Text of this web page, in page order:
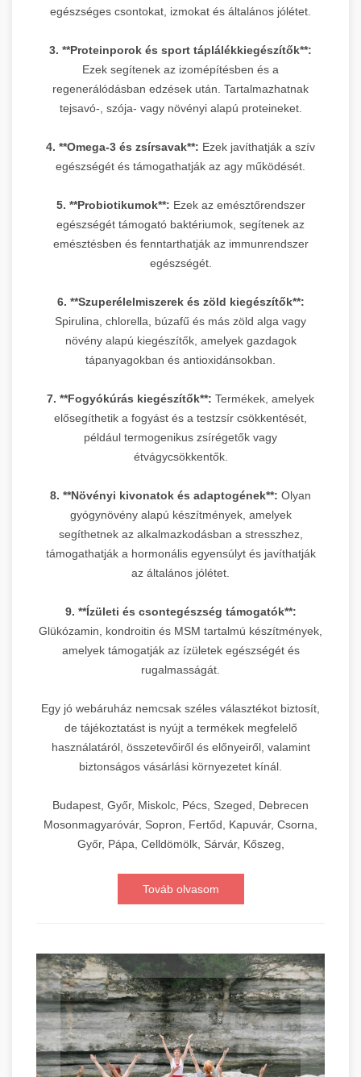
egészséges csontokat, izmokat és általános jólétet.
3. **Proteinporok és sport táplálékkiegészítők**:
Ezek segítenek az izomépítésben és a
regenerálódásban edzések után. Tartalmazhatnak
tejsavó-, szója- vagy növényi alapú proteineket.
4. **Omega-3 és zsírsavak**: Ezek javíthatják a szív
egészségét és támogathatják az agy működését.
5. **Probiotikumok**: Ezek az emésztőrendszer
egészségét támogató baktériumok, segítenek az
emésztésben és fenntarthatják az immunrendszer
egészségét.
6. **Szuperélelmiszerek és zöld kiegészítők**:
Spirulina, chlorella, búzafű és más zöld alga vagy
növény alapú kiegészítők, amelyek gazdagok
tápanyagokban és antioxidánsokban.
7. **Fogyókúrás kiegészítők**: Termékek, amelyek
elősegíthetik a fogyást és a testzsír csökkentését,
például termogenikus zsírégetők vagy
étvágycsökkentők.
8. **Növényi kivonatok és adaptogének**: Olyan
gyógynövény alapú készítmények, amelyek
segíthetnek az alkalmazkodásban a stresszhez,
támogathatják a hormonális egyensúlyt és javíthatják
az általános jólétet.
9. **Ízületi és csontegészség támogatók**:
Glükózamin, kondroitin és MSM tartalmú készítmények,
amelyek támogatják az ízületek egészségét és
rugalmasságát.
Egy jó webáruház nemcsak széles választékot biztosít,
de tájékoztatást is nyújt a termékek megfelelő
használatáról, összetevőiről és előnyeiről, valamint
biztonságos vásárlási környezetet kínál.
Budapest, Győr, Miskolc, Pécs, Szeged, Debrecen
Mosonmagyaróvár, Sopron, Fertőd, Kapuvár, Csorna,
Győr, Pápa, Celldömölk, Sárvár, Kőszeg,
Továb olvasom